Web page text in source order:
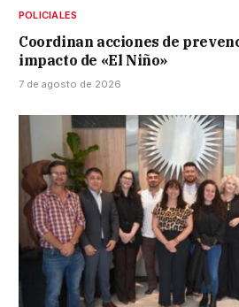
POLICIALES
Coordinan acciones de
impacto de «El Niño»
7 de agosto de 2026